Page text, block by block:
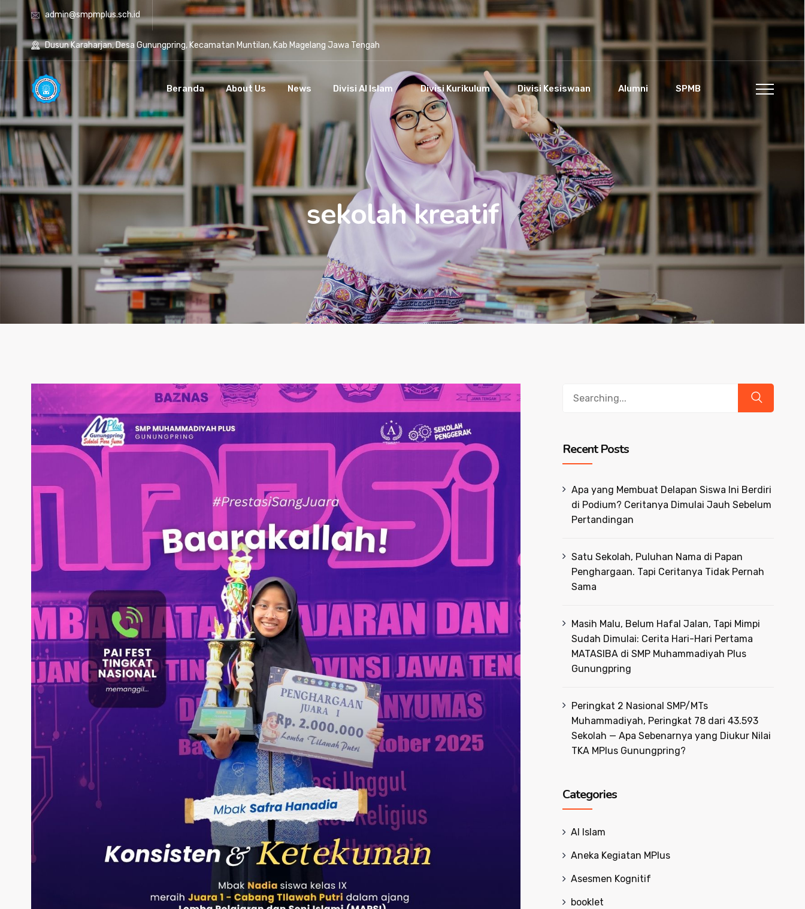
admin@smpmplus.sch.id
Dusun Karaharjan, Desa Gunungpring, Kecamatan Muntilan, Kab Magelang Jawa Tengah
Beranda About Us News Divisi Al Islam Divisi Kurikulum Divisi Kesiswaan Alumni SPMB
sekolah kreatif
Recent Posts
Apa yang Membuat Delapan Siswa Ini Berdiri
di Podium? Ceritanya Dimulai Jauh Sebelum
Pertandingan
Satu Sekolah, Puluhan Nama di Papan
Penghargaan. Tapi Ceritanya Tidak Pernah
Sama
Masih Malu, Belum Hafal Jalan, Tapi Mimpi
Sudah Dimulai: Cerita Hari-Hari Pertama
MATASIBA di SMP Muhammadiyah Plus
Gunungpring
Peringkat 2 Nasional SMP/MTs
Muhammadiyah, Peringkat 78 dari 43.593
Sekolah — Apa Sebenarnya yang Diukur Nilai
TKA MPlus Gunungpring?
Categories
Al Islam
Aneka Kegiatan MPlus
Asesmen Kognitif
booklet